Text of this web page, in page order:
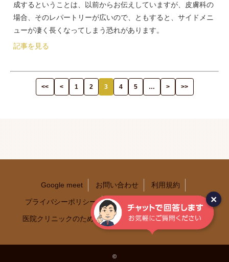
成するということは、以前からお伝えしていますが、皮膚科の
場合、そのレパートリーが広いので、ともすると、サイドメニ
ューが凄く長くなってしまう恐れがあります。
記事を見る
<< < 1 2 3 4 5 … > >>
Google meet お問い合わせ 利用規約
プライバシーポリシー 特定商取引法に基づく表記
医院クリニックのためのホームページ作成お役立ちブログ
©
×